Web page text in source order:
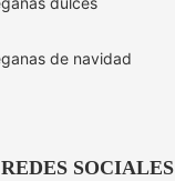
REDES SOCIALES